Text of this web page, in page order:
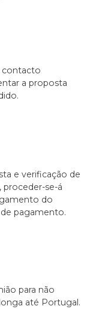
contacto
a proposta
e verificação de
proceder-se-á
do
pagamento.
para não
até Portugal.